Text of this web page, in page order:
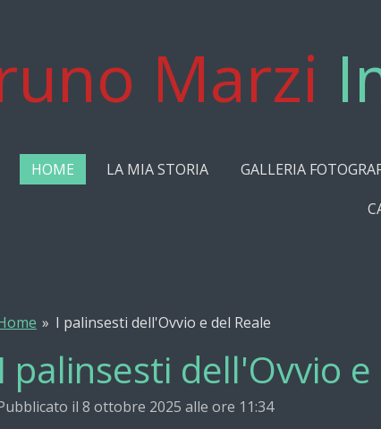
Marzi
HOME LA MIA STORIA GALLERIA
» I palinsesti dell'Ovvio e del Reale
I palinsesti dell'Ovvio e
il 8 ottobre 2025 alle ore 11:34